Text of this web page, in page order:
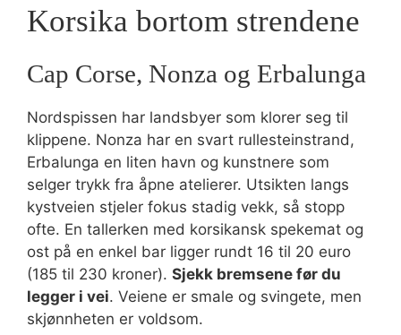
Korsika bortom strendene
Cap Corse, Nonza og Erbalunga
Nordspissen har landsbyer som klorer seg til
klippene. Nonza har en svart rullesteinstrand,
Erbalunga en liten havn og kunstnere som
selger trykk fra åpne atelierer. Utsikten langs
kystveien stjeler fokus stadig vekk, så stopp
ofte. En tallerken med korsikansk spekemat og
ost på en enkel bar ligger rundt 16 til 20 euro
(185 til 230 kroner). Sjekk bremsene før du
legger i vei. Veiene er smale og svingete, men
skjønnheten er voldsom.